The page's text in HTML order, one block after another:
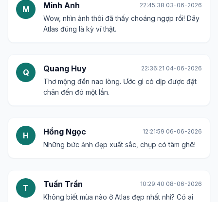
M Minh Anh 22:45:38 03-06-2026
Wow, nhìn ảnh thôi đã thấy choáng ngợp rồi! Dãy
Atlas đúng là kỳ vĩ thật.
Q Quang Huy 22:36:21 04-06-2026
Thơ mộng đến nao lòng. Ước gì có dịp được đặt
chân đến đó một lần.
H Hồng Ngọc 12:21:59 06-06-2026
Những bức ảnh đẹp xuất sắc, chụp có tâm ghê!
T Tuấn Trần 10:29:40 08-06-2026
Không biết mùa nào ở Atlas đẹp nhất nhỉ? Có ai